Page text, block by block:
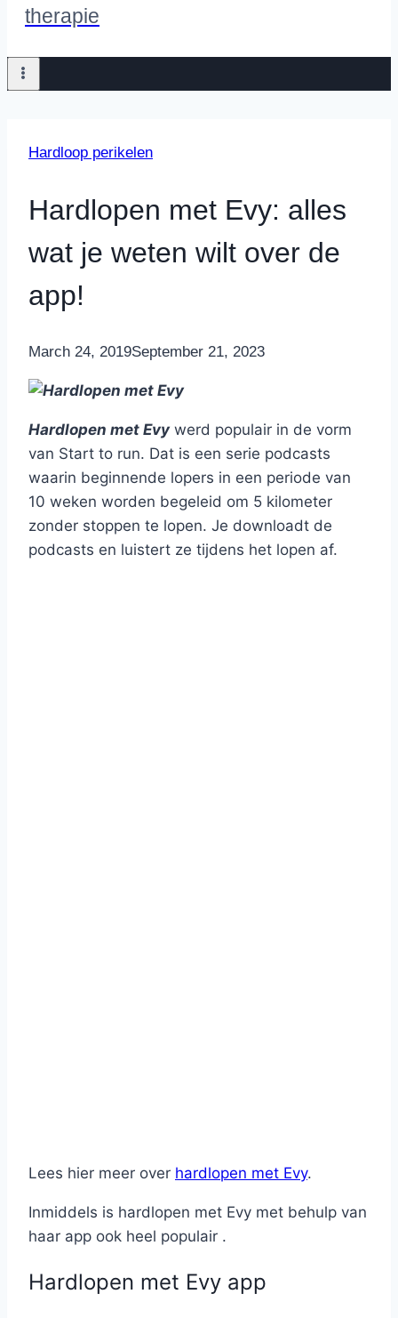
therapie
Hardloop perikelen
Hardlopen met Evy: alles
wat je weten wilt over de
app!
ByNicole
March 24, 2019September 21, 2023
Hardlopen met Evy werd populair in de vorm
van Start to run. Dat is een serie podcasts
waarin beginnende lopers in een periode van
10 weken worden begeleid om 5 kilometer
zonder stoppen te lopen. Je downloadt de
podcasts en luistert ze tijdens het lopen af.
Lees hier meer over hardlopen met Evy.
Inmiddels is hardlopen met Evy met behulp van
haar app ook heel populair .
Hardlopen met Evy app